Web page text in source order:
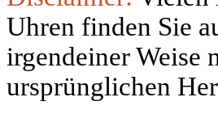
Uhren finden Sie
irgendeiner Weise
ursprünglichen